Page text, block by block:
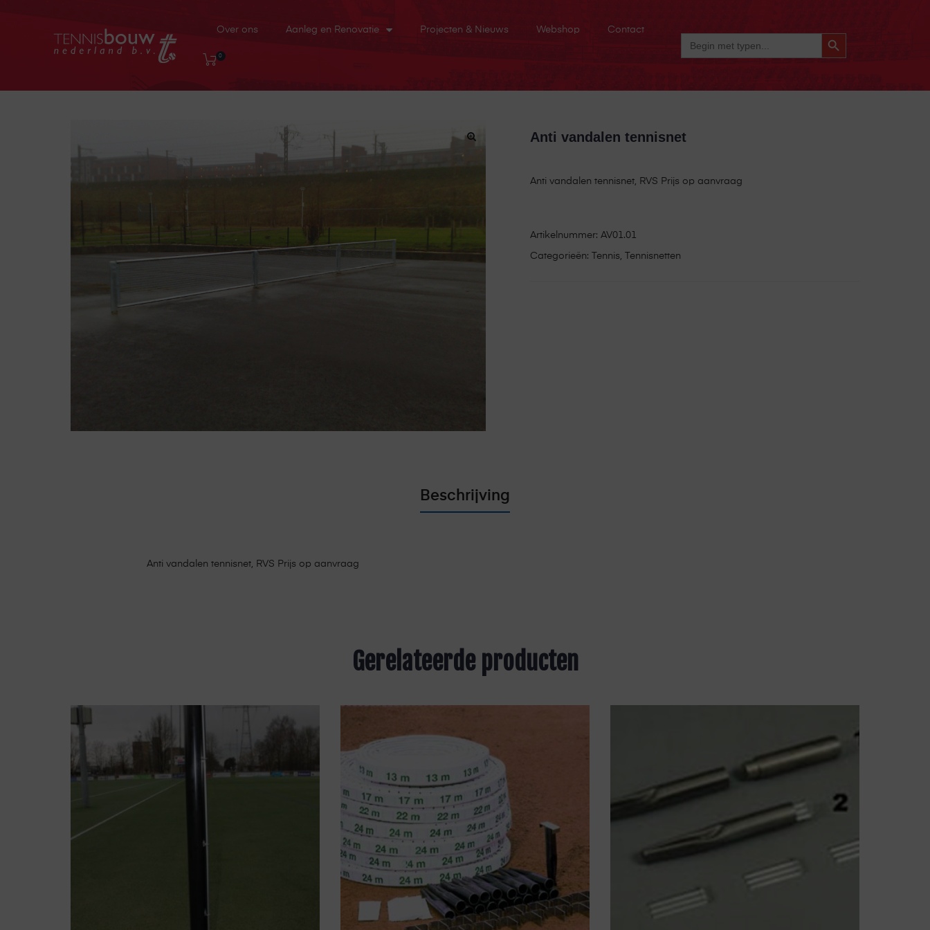
Over ons Aanleg en Renovatie Projecten & Nieuws Webshop Contact
0
Naar:
Zoekknop
Anti vandalen tennisnet
Anti vandalen tennisnet, RVS Prijs op aanvraag
Artikelnummer: AV01.01
Categorieën: Tennis, Tennisnetten
Beschrijving
Anti vandalen tennisnet, RVS Prijs op aanvraag
Gerelateerde producten